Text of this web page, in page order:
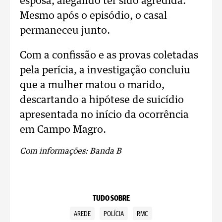
Mesmo após o episódio, o casal
permaneceu junto.
Com a confissão e as provas coletadas
pela perícia, a investigação concluiu
que a mulher matou o marido,
descartando a hipótese de suicídio
apresentada no início da ocorrência
em Campo Magro.
Com informações: Banda B
TUDO SOBRE
AREDE POLÍCIA RMC